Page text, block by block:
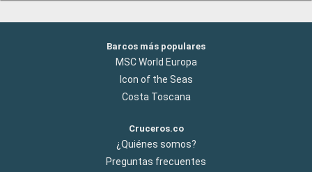
Barcos más populares
MSC World Europa
Icon of the Seas
Costa Toscana
Cruceros.co
¿Quiénes somos?
Preguntas frecuentes